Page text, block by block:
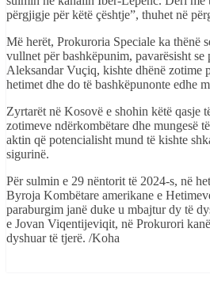
përgjigje për këtë çështje”, thuhet në
Më herët, Prokuroria Speciale ka thënë
vullnet për bashkëpunim, pavarësisht se
Aleksandar Vuçiq, kishte dhënë zotime
hetimet dhe do të bashkëpunonte edhe
Zyrtarët në Kosovë e shohin këtë qasje
zotimeve ndërkombëtare dhe mungesë
aktin që potencialisht mund të kishte
sigurinë.
Për sulmin e 29 nëntorit të 2024-s, në
Byroja Kombëtare amerikane e
paraburgim janë duke u mbajtur dy të
e Jovan Viqentijeviqit, në Prokurori
dyshuar të tjerë. /Koha